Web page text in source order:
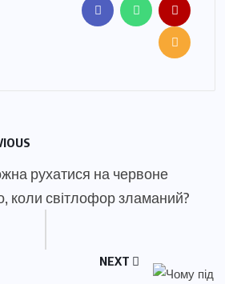
рухатися на червоне
коли світлофор зламаний?
NEXT